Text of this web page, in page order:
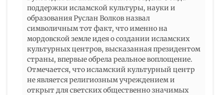
поддержки исламской культуры, науки и
образования Руслан Волков назвал
символичным тот факт, что именно на
мордовской земле идея о создании исламских
культурных центров, высказанная президентом
страны, впервые обрела реальное воплощение.
Отмечается, что исламский культурный центр
не является религиозным учреждением и
открыт для светских общественно значимых